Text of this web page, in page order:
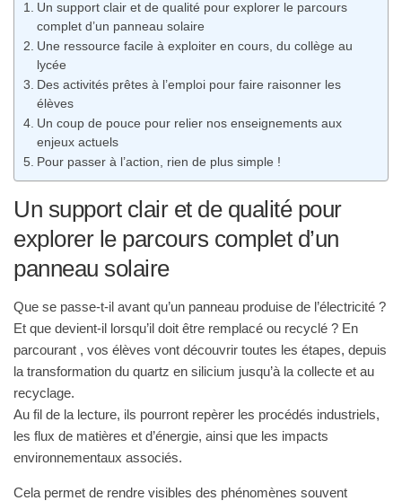
Un support clair et de qualité pour explorer le parcours
complet d’un panneau solaire
Une ressource facile à exploiter en cours, du collège au
lycée
Des activités prêtes à l’emploi pour faire raisonner les
élèves
Un coup de pouce pour relier nos enseignements aux
enjeux actuels
Pour passer à l’action, rien de plus simple !
Un support clair et de qualité pour
explorer le parcours complet d’un
panneau solaire
Que se passe-t-il avant qu’un panneau produise de l’électricité ?
Et que devient-il lorsqu’il doit être remplacé ou recyclé ? En
parcourant , vos élèves vont découvrir toutes les étapes, depuis
la transformation du quartz en silicium jusqu’à la collecte et au
recyclage.
Au fil de la lecture, ils pourront repèrer les procédés industriels,
les flux de matières et d’énergie, ainsi que les impacts
environnementaux associés.
Cela permet de rendre visibles des phénomènes souvent